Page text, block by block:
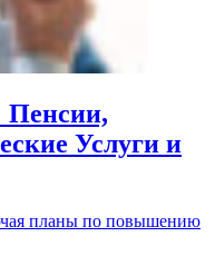
Пенсии,
Услуги и
планы по повышению